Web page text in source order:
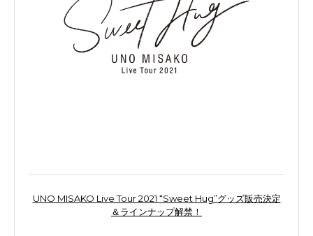
UNO MISAKO Live Tour 2021 “Sweet Hug”グッズ販売決定
＆ラインナップ解禁！